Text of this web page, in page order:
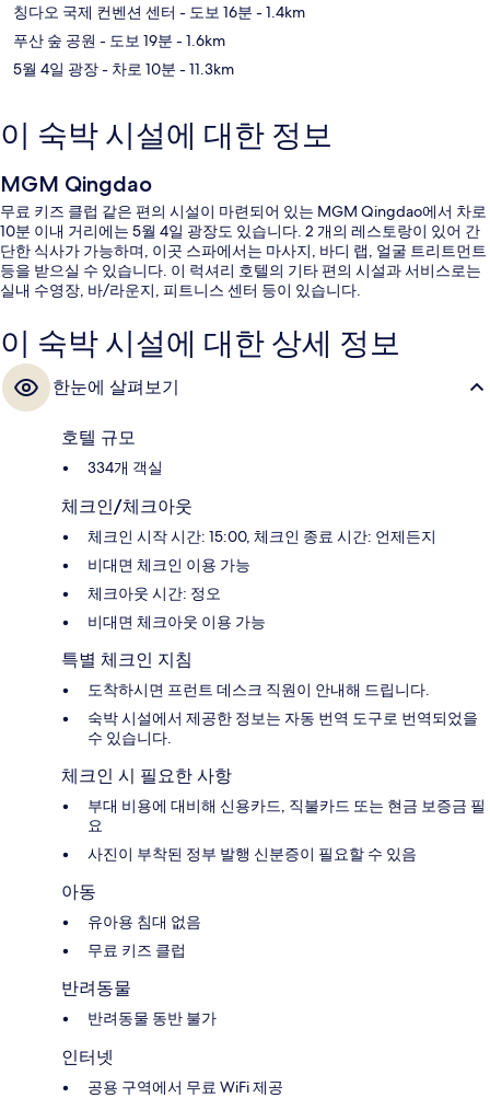
칭다오 국제 컨벤션 센터 - 도보 16분 - 1.4km
푸산 숲 공원 - 도보 19분 - 1.6km
5월 4일 광장- 차로 10분 - 11.3km
이 숙박 시설에 대한 정보
MGM Qingdao
무료 키즈 클럽 같은 편의 시설이 마련되어 있는 MGM Qingdao에서 차로
10분 이내 거리에는 5월 4일 광장도 있습니다. 2 개의 레스토랑이 있어 간
단한 식사가 가능하며, 이곳 스파에서는 마사지, 바디 랩, 얼굴 트리트먼트
등을 받으실 수 있습니다. 이 럭셔리 호텔의 기타 편의 시설과 서비스로는
실내 수영장, 바/라운지, 피트니스 센터 등이 있습니다.
이 숙박 시설에 대한 상세 정보
한눈에 살펴보기
호텔 규모
334개 객실
체크인/체크아웃
체크인 시작 시간: 15:00, 체크인 종료 시간: 언제든지
비대면 체크인 이용 가능
체크아웃 시간: 정오
비대면 체크아웃 이용 가능
특별 체크인 지침
도착하시면 프런트 데스크 직원이 안내해 드립니다.
숙박 시설에서 제공한 정보는 자동 번역 도구로 번역되었을
수 있습니다.
체크인 시 필요한 사항
부대 비용에 대비해 신용카드, 직불카드 또는 현금 보증금 필
요
사진이 부착된 정부 발행 신분증이 필요할 수 있음
아동
유아용 침대 없음
무료 키즈 클럽
반려동물
반려동물 동반 불가
인터넷
공용 구역에서 무료 WiFi 제공